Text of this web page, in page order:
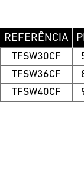
REFERÊNCIA
TFSW30CF
TFSW36CF
TFSW40CF